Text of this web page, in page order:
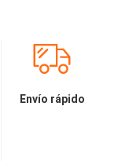
Envío rápido